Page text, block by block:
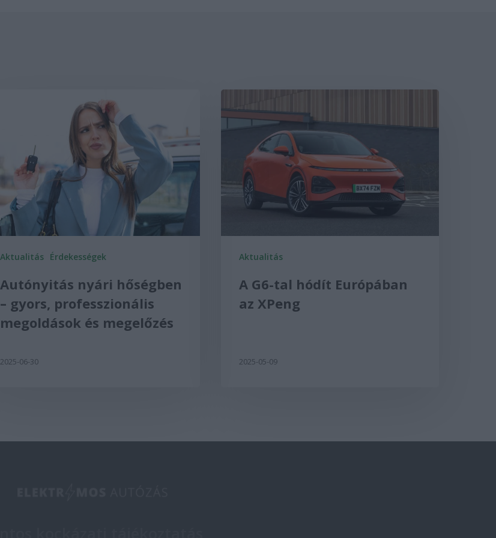
Aktualitás Érdekességek
Autónyitás nyári hőségben
– gyors, professzionális
megoldások és megelőzés
2025-06-30
Aktualitás
A G6-tal hódít Európában
az XPeng
2025-05-09